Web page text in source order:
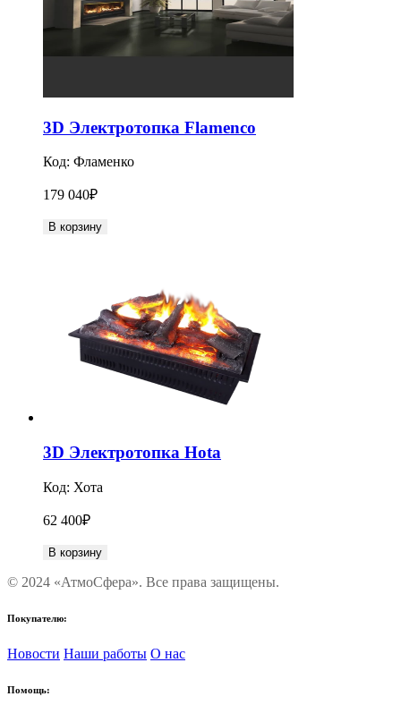
3D Электротопка Flamenco
Код: Фламенко
179 040₽
В корзину
3D Электротопка Hota
Код: Хота
62 400₽
В корзину
© 2024 «АтмоСфера». Все права защищены.
Покупателю:
Новости Наши работы О нас
Помощь: